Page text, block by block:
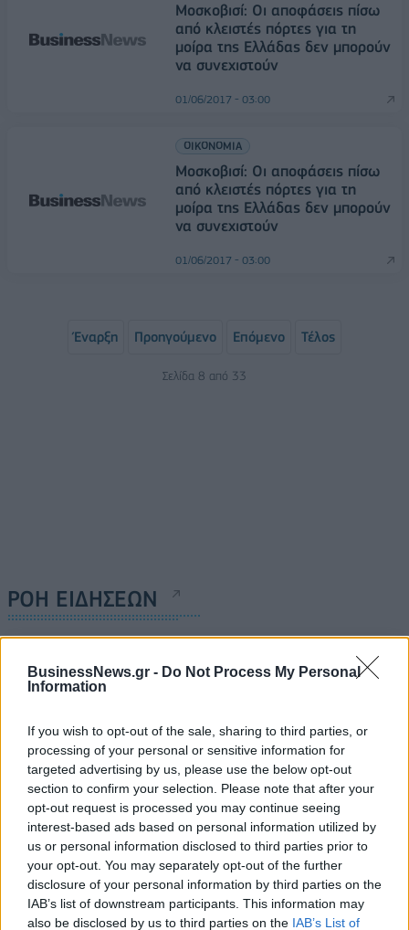
BusinessNews.gr - Do Not Process My Personal
Information
If you wish to opt-out of the sale, sharing to third parties, or
processing of your personal or sensitive information for
targeted advertising by us, please use the below opt-out
section to confirm your selection. Please note that after your
opt-out request is processed you may continue seeing
interest-based ads based on personal information utilized by
us or personal information disclosed to third parties prior to
your opt-out. You may separately opt-out of the further
disclosure of your personal information by third parties on the
IAB’s list of downstream participants. This information may
also be disclosed by us to third parties on the IAB’s List of
Μοσκοβισί: Οι αποφάσεις πίσω
από κλειστές πόρτες για τη
μοίρα της Ελλάδας δεν μπορούν
να συνεχιστούν
01/06/2017 - 03:00
ΟΙΚΟΝΟΜΙΑ
Μοσκοβισί: Οι αποφάσεις πίσω
από κλειστές πόρτες για τη
μοίρα της Ελλάδας δεν μπορούν
να συνεχιστούν
01/06/2017 - 03:00
Έναρξη Προηγούμενο Επόμενο Τέλος
Σελίδα 8 από 33
ΡΟΗ ΕΙΔΗΣΕΩΝ
ΥΠΑΑΤ: Επιπλέον 12,5 εκατ. ευρώ στις Περιφέρειες
για την ενίσχυση της βιοασφάλειας
Deloitte Ελλάδος: Χρηματοοικονομικός σύμβουλος
της ΔΕΗ για την είσοδο στην πολωνική αγορά
ενέργειας
07/08/2026 - 16:38 ΕΠΙΧΕΙΡΗΣΕΙΣ
Στρατηγική επένδυση του EFA GROUP στη Fractal
για την ανάπτυξη προηγμένων αμυντικών
τεχνολογιών
07/08/2026 - 16:11 ΕΠΙΧΕΙΡΗΣΕΙΣ